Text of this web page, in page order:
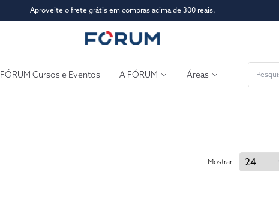
Aproveite o frete grátis em compras acima de 300 reais.
FÓRUM Cursos e Eventos A FÓRUM Áreas
Mostrar